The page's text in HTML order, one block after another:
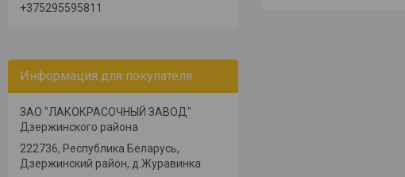
+375295595811
Информация для покупателя
ЗАО "ЛАКОКРАСОЧНЫЙ ЗАВОД"
Дзержинского района
222736, Республика Беларусь,
Дзержинский район, д.Журавинка